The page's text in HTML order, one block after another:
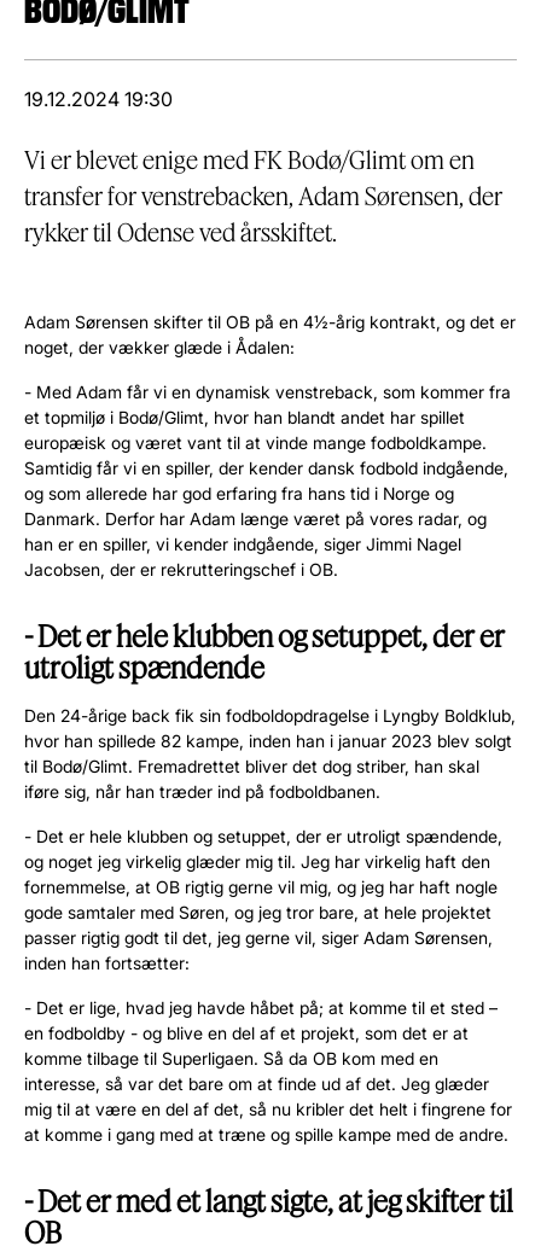
BODØ/GLIMT
19.12.2024 19:30
Vi er blevet enige med FK Bodø/Glimt om en
transfer for venstrebacken, Adam Sørensen, der
rykker til Odense ved årsskiftet.
Adam Sørensen skifter til OB på en 4½-årig kontrakt, og det er
noget, der vækker glæde i Ådalen:
- Med Adam får vi en dynamisk venstreback, som kommer fra
et topmiljø i Bodø/Glimt, hvor han blandt andet har spillet
europæisk og været vant til at vinde mange fodboldkampe.
Samtidig får vi en spiller, der kender dansk fodbold indgående,
og som allerede har god erfaring fra hans tid i Norge og
Danmark. Derfor har Adam længe været på vores radar, og
han er en spiller, vi kender indgående, siger Jimmi Nagel
Jacobsen, der er rekrutteringschef i OB.
- Det er hele klubben og setuppet, der er
utroligt spændende
Den 24-årige back fik sin fodboldopdragelse i Lyngby Boldklub,
hvor han spillede 82 kampe, inden han i januar 2023 blev solgt
til Bodø/Glimt. Fremadrettet bliver det dog striber, han skal
iføre sig, når han træder ind på fodboldbanen.
- Det er hele klubben og setuppet, der er utroligt spændende,
og noget jeg virkelig glæder mig til. Jeg har virkelig haft den
fornemmelse, at OB rigtig gerne vil mig, og jeg har haft nogle
gode samtaler med Søren, og jeg tror bare, at hele projektet
passer rigtig godt til det, jeg gerne vil, siger Adam Sørensen,
inden han fortsætter:
- Det er lige, hvad jeg havde håbet på; at komme til et sted –
en fodboldby - og blive en del af et projekt, som det er at
komme tilbage til Superligaen. Så da OB kom med en
interesse, så var det bare om at finde ud af det. Jeg glæder
mig til at være en del af det, så nu kribler det helt i fingrene for
at komme i gang med at træne og spille kampe med de andre.
- Det er med et langt sigte, at jeg skifter til
OB